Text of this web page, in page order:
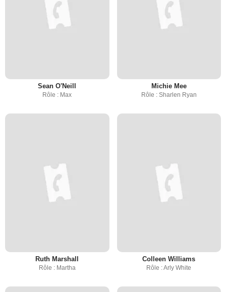
Sean O'Neill
Rôle : Max
Michie Mee
Rôle : Sharlen Ryan
Ruth Marshall
Rôle : Martha
Colleen Williams
Rôle : Arly White